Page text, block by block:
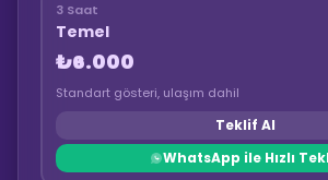
3 Saat
Temel
₺6.000
Standart gösteri, ulaşım dahil
Teklif Al
WhatsApp ile Hızlı